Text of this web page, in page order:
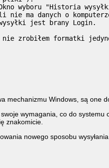
wyboru "Historia
nie ma danych o
jest brany Login.
nie zrobiłem formatki
mechanizmu Windows, są one
wymagania, co do
znakomicie.
nowego sposobu